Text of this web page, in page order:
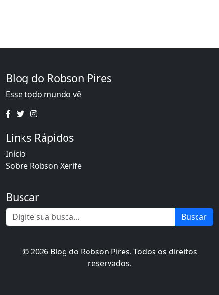
Blog do Robson Pires
Esse todo mundo vê
Links Rápidos
Início
Sobre Robson Xerife
Buscar
Buscar
© 2026 Blog do Robson Pires. Todos os direitos
reservados.